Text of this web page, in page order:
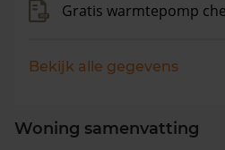
Gratis warmtepomp
Bekijk alle gegevens
Woning samenvatting